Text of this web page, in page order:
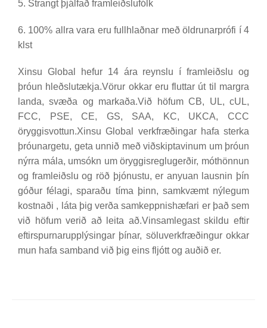
5. Strangt þjálfað framleiðslufólk
6. 100% allra vara eru fullhlaðnar með öldrunarprófi í 4
klst
Xinsu Global hefur 14 ára reynslu í framleiðslu og
þróun hleðslutækja.Vörur okkar eru fluttar út til margra
landa, svæða og markaða.Við höfum CB, UL, cUL,
FCC, PSE, CE, GS, SAA, KC, UKCA, CCC
öryggisvottun.Xinsu Global verkfræðingar hafa sterka
þróunargetu, geta unnið með viðskiptavinum um þróun
nýrra mála, umsókn um öryggisreglugerðir, móthönnun
og framleiðslu og röð þjónustu, er anyuan lausnin þín
góður félagi, sparaðu tíma þinn, samkvæmt nýlegum
kostnaði , láta þig verða samkeppnishæfari er það sem
við höfum verið að leita að.Vinsamlegast skildu eftir
eftirspurnarupplýsingar þínar, söluverkfræðingur okkar
mun hafa samband við þig eins fljótt og auðið er.